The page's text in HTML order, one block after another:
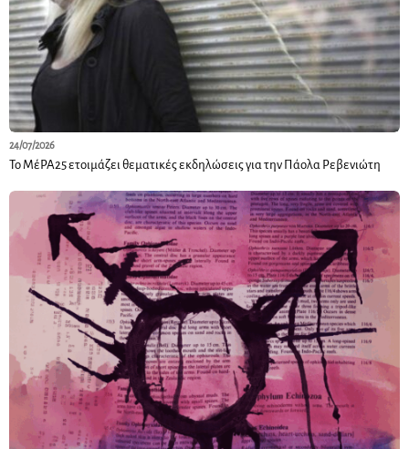
24/07/2026
Το ΜέΡΑ25 ετοιμάζει θεματικές εκδηλώσεις για την Πάολα Ρεβενιώτη